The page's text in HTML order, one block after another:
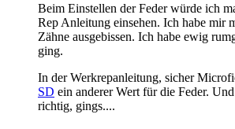
Beim Einstellen der Feder würde ich
Rep Anleitung einsehen. Ich habe mir
Zähne ausgebissen. Ich habe ewig
ging.
In der Werkrepanleitung, sicher
SD ein anderer Wert für die Feder.
richtig, gings....